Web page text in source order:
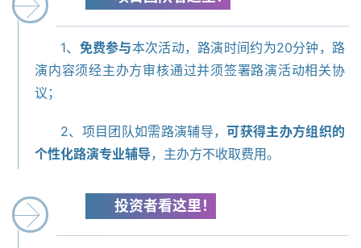
资
临
床
1、 免费参与本次活动，路演时间约为20分钟，路
演内容须经主办方审核通过并须签署路演活动相关协
议；
2、项目团队如需路演辅导，可获得主办方组织的
个性化路演专业辅导，主办方不收取费用。
投资者看这里！